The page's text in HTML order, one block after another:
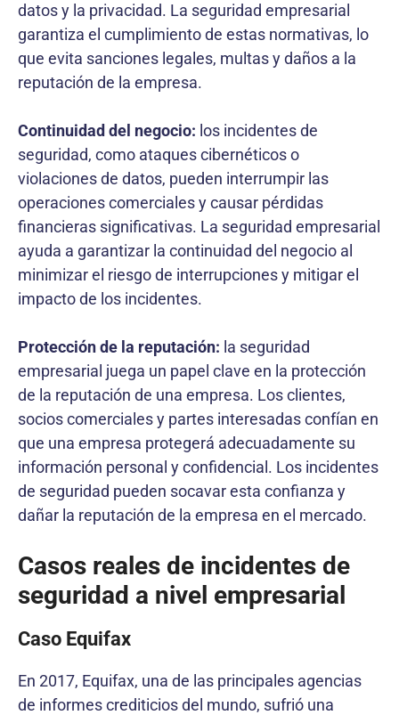
datos y la privacidad. La seguridad empresarial
garantiza el cumplimiento de estas normativas, lo
que evita sanciones legales, multas y daños a la
reputación de la empresa.
Continuidad del negocio: los incidentes de
seguridad, como ataques cibernéticos o
violaciones de datos, pueden interrumpir las
operaciones comerciales y causar pérdidas
financieras significativas. La seguridad empresarial
ayuda a garantizar la continuidad del negocio al
minimizar el riesgo de interrupciones y mitigar el
impacto de los incidentes.
Protección de la reputación: la seguridad
empresarial juega un papel clave en la protección
de la reputación de una empresa. Los clientes,
socios comerciales y partes interesadas confían en
que una empresa protegerá adecuadamente su
información personal y confidencial. Los incidentes
de seguridad pueden socavar esta confianza y
dañar la reputación de la empresa en el mercado.
Casos reales de incidentes de
seguridad a nivel empresarial
Caso Equifax
En 2017, Equifax, una de las principales agencias
de informes crediticios del mundo, sufrió una